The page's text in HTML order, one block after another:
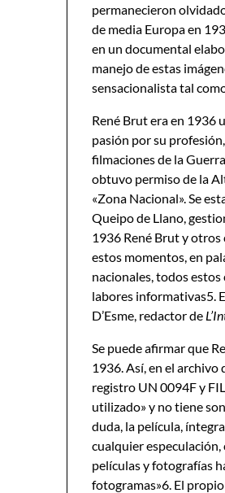
permanecieron
de media Europa en
en un documental
manejo de estas
sensacionalista tal
René Brut era en 1936
pasión por su
filmaciones de la
obtuvo permiso de la
«Zona Nacional». Se
Queipo de Llano,
1936 René Brut y otros
estos momentos, en
nacionales, todos
labores informativas5.
D’Esme, redactor de L
Se puede afirmar que
1936. Así, en el archivo
registro UN 0094F y
utilizado» y no tiene
duda, la película,
cualquier
películas y fotografías
fotogramas»6. El